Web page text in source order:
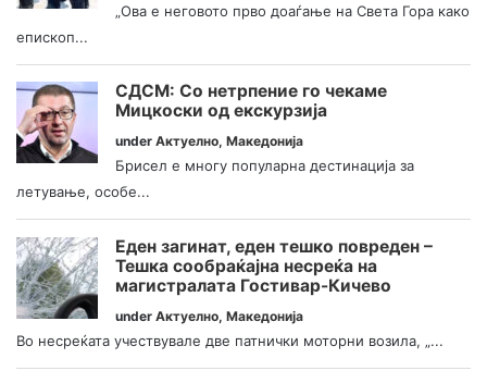
„Ова е неговото прво доаѓање на Света Гора како
епископ...
СДСМ: Со нетрпение го чекаме
Мицкоски од екскурзија
under Актуелно, Македонија
Брисел е многу популарна дестинација за
летување, особе...
Еден загинат, еден тешко повреден –
Тешка сообраќајна несреќа на
магистралата Гостивар-Кичево
under Актуелно, Македонија
Во несреќата учествувале две патнички моторни возила, „...